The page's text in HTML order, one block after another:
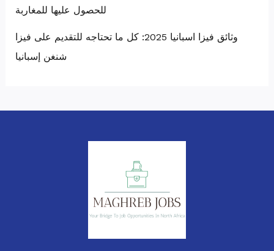
للحصول عليها للمغاربة
وثائق فيزا اسبانيا 2025: كل ما تحتاجه للتقديم على فيزا
شنغن إسبانيا